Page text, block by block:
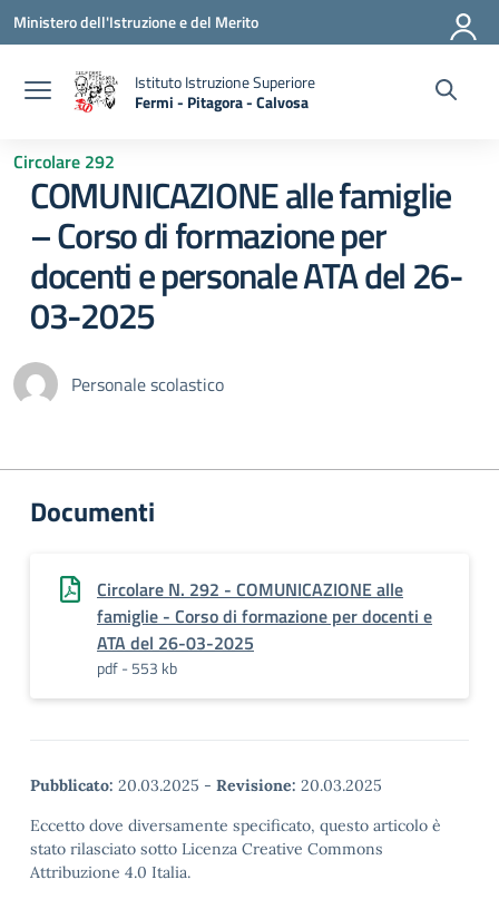
Vai ai contenuti
Vai al menu di navigazione
Vai al footer
Ministero dell'Istruzione e del Merito
Istituto Istruzione Superiore
Fermi - Pitagora - Calvosa
— Visita la pagina iniziale della scuola
Circolare 292
COMUNICAZIONE alle famiglie
– Corso di formazione per
docenti e personale ATA del 26-
03-2025
Personale scolastico
Documenti
Circolare N. 292 - COMUNICAZIONE alle
famiglie - Corso di formazione per docenti e
ATA del 26-03-2025
pdf - 553 kb
Pubblicato: 20.03.2025 - Revisione: 20.03.2025
Eccetto dove diversamente specificato, questo articolo è
stato rilasciato sotto Licenza Creative Commons
Attribuzione 4.0 Italia.